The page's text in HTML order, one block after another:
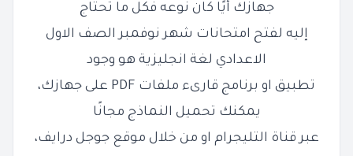
جهازك أيًا كان نوعه فكل ما تحتاج
إليه لفتح امتحانات شهر نوفمبر الصف الاول
الاعدادي لغة انجليزية هو وجود
تطبيق او برنامج قارىء ملفات PDF على جهازك،
يمكنك تحميل النماذج مجانًا
عبر قناة التليجرام او من خلال موقع جوجل درايف،